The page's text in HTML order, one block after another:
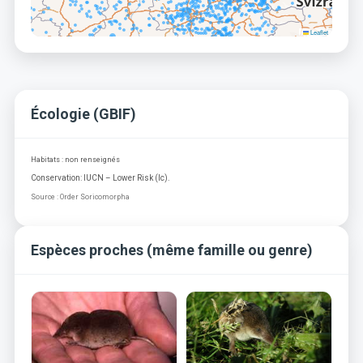
Leaflet
Écologie (GBIF)
Habitats : non renseignés
Conservation: IUCN – Lower Risk (lc).
Source : Order Soricomorpha
Espèces proches (même famille ou genre)